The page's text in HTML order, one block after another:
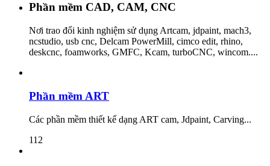
Phần mềm CAD, CAM, CNC
Nơi trao đổi kinh nghiệm sử dụng Artcam, jdpaint, mach3,
ncstudio, usb cnc, Delcam PowerMill, cimco edit, rhino,
deskcnc, foamworks, GMFC, Kcam, turboCNC, wincom....
Phần mềm ART
Các phần mềm thiết kế dạng ART cam, Jdpaint, Carving...
112